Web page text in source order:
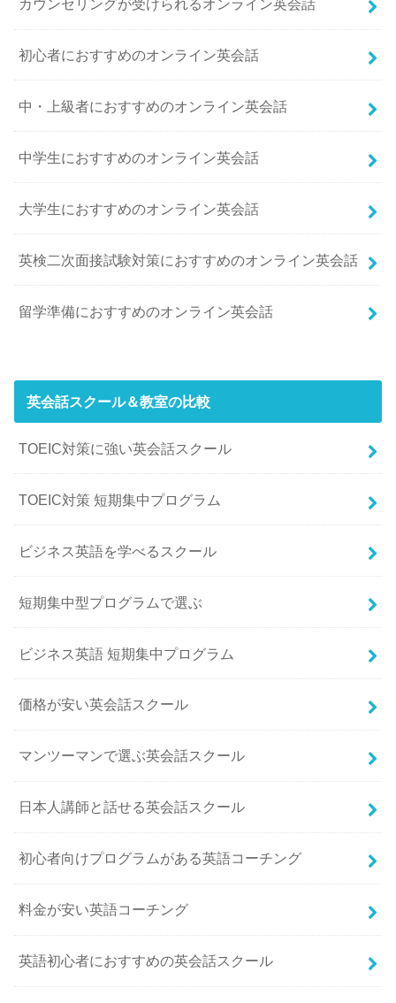
カウンセリングが受けられるオンライン英会話
初心者におすすめのオンライン英会話
中・上級者におすすめのオンライン英会話
中学生におすすめのオンライン英会話
大学生におすすめのオンライン英会話
英検二次面接試験対策におすすめのオンライン英会話
留学準備におすすめのオンライン英会話
英会話スクール＆教室の比較
TOEIC対策に強い英会話スクール
TOEIC対策 短期集中プログラム
ビジネス英語を学べるスクール
短期集中型プログラムで選ぶ
ビジネス英語 短期集中プログラム
価格が安い英会話スクール
マンツーマンで選ぶ英会話スクール
日本人講師と話せる英会話スクール
初心者向けプログラムがある英語コーチング
料金が安い英語コーチング
英語初心者におすすめの英会話スクール